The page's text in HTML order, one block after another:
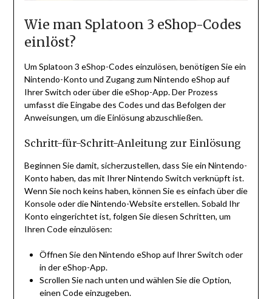
Wie man Splatoon 3 eShop-Codes
einlöst?
Um Splatoon 3 eShop-Codes einzulösen, benötigen Sie ein
Nintendo-Konto und Zugang zum Nintendo eShop auf
Ihrer Switch oder über die eShop-App. Der Prozess
umfasst die Eingabe des Codes und das Befolgen der
Anweisungen, um die Einlösung abzuschließen.
Schritt-für-Schritt-Anleitung zur Einlösung
Beginnen Sie damit, sicherzustellen, dass Sie ein Nintendo-
Konto haben, das mit Ihrer Nintendo Switch verknüpft ist.
Wenn Sie noch keins haben, können Sie es einfach über die
Konsole oder die Nintendo-Website erstellen. Sobald Ihr
Konto eingerichtet ist, folgen Sie diesen Schritten, um
Ihren Code einzulösen:
Öffnen Sie den Nintendo eShop auf Ihrer Switch oder
in der eShop-App.
Scrollen Sie nach unten und wählen Sie die Option,
einen Code einzugeben.